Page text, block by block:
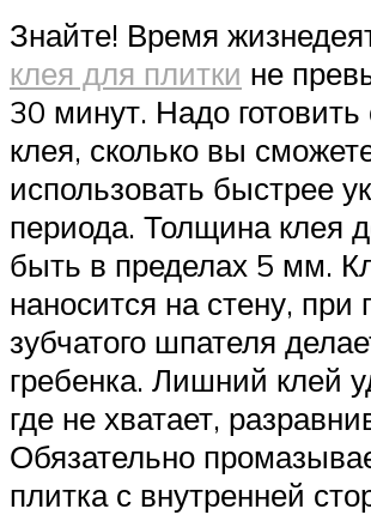
Знайте! Время
клея для плитки не
30 минут. Надо готовить
клея, сколько вы
использовать быстрее
периода. Толщина клея
быть в пределах 5 мм.
наносится на стену,
зубчатого шпателя
гребенка. Лишний клей
где не хватает,
Обязательно
плитка с внутренней